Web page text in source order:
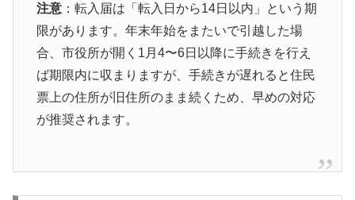
注意：転入届は「転入日から14日以内」という期
限があります。年末年始をまたいで引越した場
合、市役所が開く1月4〜6日以降に手続きを行え
ば期限内に収まりますが、手続きが遅れると住民
票上の住所が旧住所のまま続くため、早めの対応
が推奨されます。